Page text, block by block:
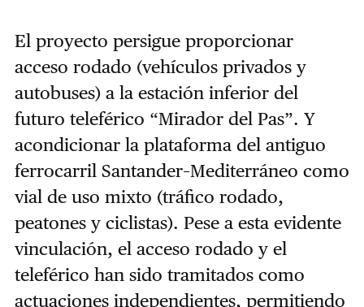
El proyecto persigue proporcionar
acceso rodado (vehículos privados y
autobuses) a la estación inferior del
futuro teleférico “Mirador del Pas”. Y
acondicionar la plataforma del antiguo
ferrocarril Santander–Mediterráneo como
vial de uso mixto (tráfico rodado,
peatones y ciclistas). Pese a esta evidente
vinculación, el acceso rodado y el
teleférico han sido tramitados como
actuaciones independientes, permitiendo